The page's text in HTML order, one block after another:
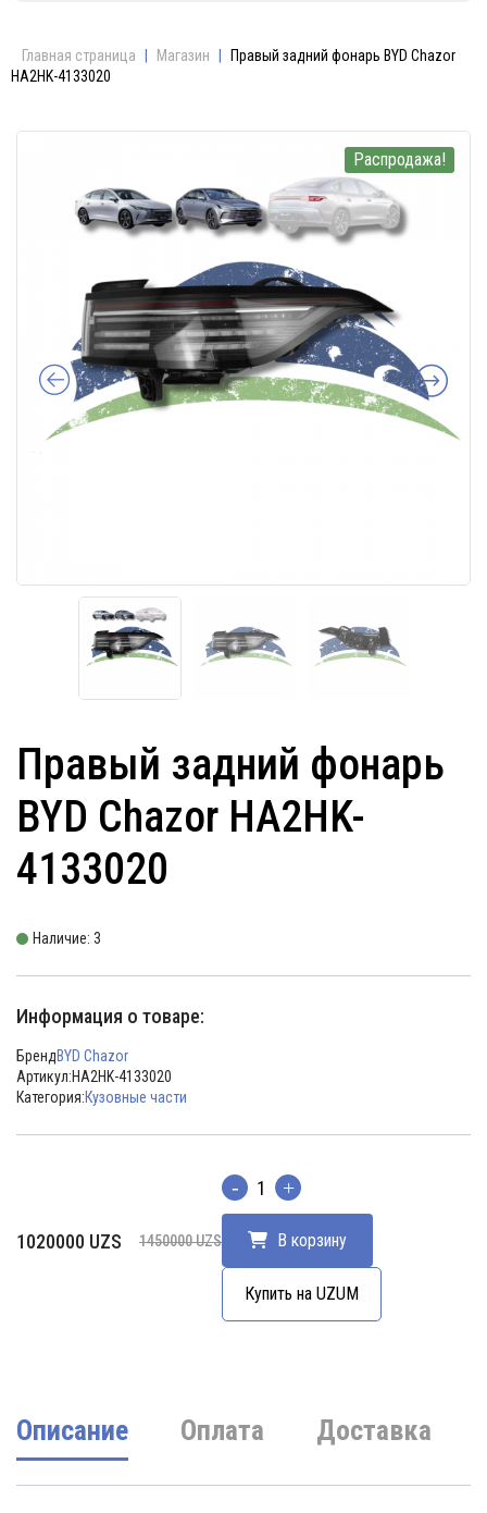
Главная страница Магазин
Правый задний фонарь BYD Chazor
HA2HK-4133020
Распродажа!
Правый задний фонарь
BYD Chazor HA2HK-
4133020
Наличие: 3
Информация о товаре:
БрендBYD Chazor
Артикул:HA2HK-4133020
Категория:Кузовные части
1450000UZS
Первоначальная
1020000 UZS
Текущая
Количество
В корзину
Купить на UZUM
Описание Оплата Доставка